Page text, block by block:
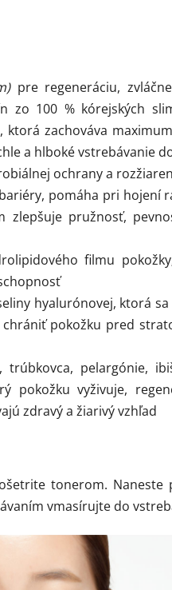
pre regeneráciu,
zo 100 % kórejských
zachováva
a hlboké vstrebávanie
ochrany a
pomáha pri hojení
zlepšuje pružnosť,
filmu
hyalurónovej, ktorá
pokožku pred
pelargónie,
pokožku vyživuje,
zdravý a žiarivý vzhľad
tonerom. Naneste
vmasírujte do